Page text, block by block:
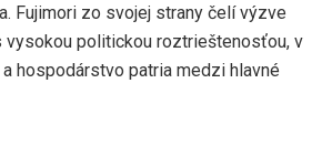
Fujimori zo svojej strany čelí výzve
vysokou politickou roztrieštenosťou, v
hospodárstvo patria medzi hlavné